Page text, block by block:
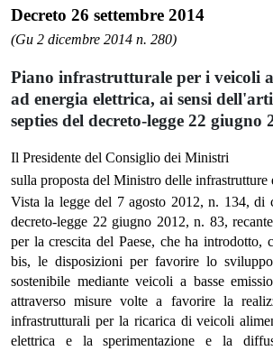
Decreto 26 settembre 2014
(Gu 2 dicembre 2014 n. 280)
Piano infrastrutturale per i veicoli
ad energia elettrica, ai sensi
septies del decreto-legge 22 giugno
Il Presidente del Consiglio dei Ministri
sulla proposta del Ministro delle infrastrutture
Vista la legge del 7 agosto 2012, n. 134, di
decreto-legge 22 giugno 2012, n. 83,
per la crescita del Paese, che ha
bis, le disposizioni per favorire lo
sostenibile mediante veicoli a basse
attraverso misure volte a favorire la
infrastrutturali per la ricarica di veicoli
elettrica e la sperimentazione e la